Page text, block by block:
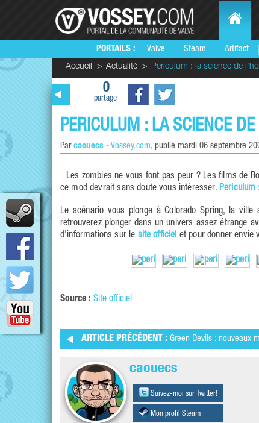
PORTAILS : Valve Steam Artifact
Accueil Actualité Periculum : la science de
0
partage
PERICULUM : LA SCIENCE
Par caouecs - Vossey.com, publié mardi 06 septembre
Les zombies ne vous font pas peur ? Les films de Romero sont du Disney à vos yeux ? Vous êtes plutôt fan de Brain Dead ? Alors
ce mod devrait sans doute vous intéresser. Periculum
Le scénario vous plonge à Colorado Spring, la
retrouverez plonger dans un univers assez étrange
d'informations sur le site officiel et pour donner envie
Source : Site officiel
ARTICLE PRÉCÉDENT : Green Devils : nouveaux
caouecs
Suivez-moi sur Twitter!
Mon profil Steam